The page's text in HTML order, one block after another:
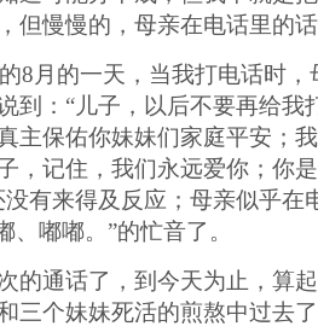
但慢慢的，母亲在电话里的
8月的一天，当我打电话时
到：“儿子，以后不要再给我
主保佑你妹妹们家庭平安；
，记住，我们永远爱你；你
有来得及反应；母亲似乎在
、嘟嘟。”的忙音了。
的通话了，到今天为止，算
三个妹妹死活的煎熬中过去